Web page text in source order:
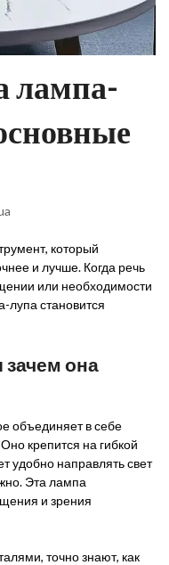
лампа-
который
и лучше. Когда речь
или необходимости
лупа становится
зачем она
объединяет в себе
крепится на гибкой
удобно направлять свет
Эта лампа
и зрения
точно знают, как